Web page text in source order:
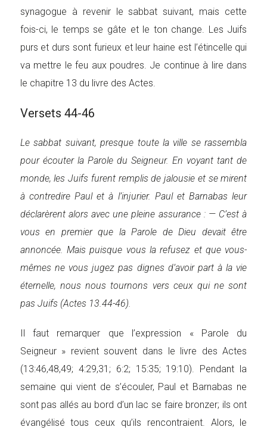
synagogue à revenir le sabbat suivant, mais cette
fois-ci, le temps se gâte et le ton change. Les Juifs
purs et durs sont furieux et leur haine est l’étincelle qui
va mettre le feu aux poudres. Je continue à lire dans
le chapitre 13 du livre des Actes.
Versets 44-46
Le sabbat suivant, presque toute la ville se rassembla
pour écouter la Parole du Seigneur. En voyant tant de
monde, les Juifs furent remplis de jalousie et se mirent
à contredire Paul et à l’injurier. Paul et Barnabas leur
déclarèrent alors avec une pleine assurance : — C’est à
vous en premier que la Parole de Dieu devait être
annoncée. Mais puisque vous la refusez et que vous-
mêmes ne vous jugez pas dignes d’avoir part à la vie
éternelle, nous nous tournons vers ceux qui ne sont
pas Juifs (Actes 13.44-46).
Il faut remarquer que l’expression « Parole du
Seigneur » revient souvent dans le livre des Actes
(13:46,48,49; 4:29,31; 6:2; 15:35; 19:10). Pendant la
semaine qui vient de s’écouler, Paul et Barnabas ne
sont pas allés au bord d’un lac se faire bronzer; ils ont
évangélisé tous ceux qu’ils rencontraient. Alors, le